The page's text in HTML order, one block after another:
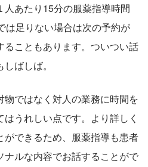
あたり15分の服薬指導時間
は足りない場合は次の予約が
ることもあります。ついつい話
ばしば。
ではなく対人の業務に時間を
うれしい点です。より詳しく
ができるため、服薬指導も患者
ナルな内容でお話することがで